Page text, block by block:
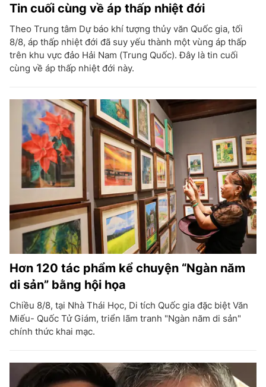
Tin cuối cùng về áp thấp nhiệt đới
Theo Trung tâm Dự báo khí tượng thủy văn Quốc gia, tối
8/8, áp thấp nhiệt đới đã suy yếu thành một vùng áp thấp
trên khu vực đảo Hải Nam (Trung Quốc). Đây là tin cuối
cùng về áp thấp nhiệt đới này.
Hơn 120 tác phẩm kể chuyện “Ngàn năm
di sản” bằng hội họa
Chiều 8/8, tại Nhà Thái Học, Di tích Quốc gia đặc biệt Văn
Miếu- Quốc Tử Giám, triển lãm tranh "Ngàn năm di sản"
chính thức khai mạc.